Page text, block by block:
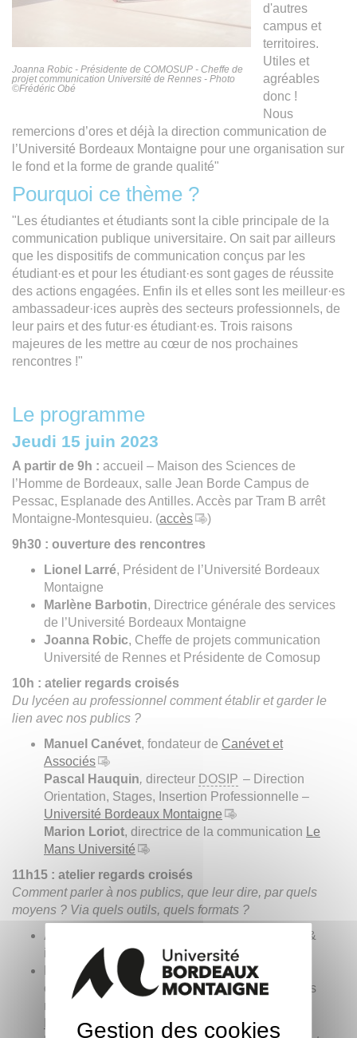
Joanna Robic - Présidente de COMOSUP - Cheffe de
projet communication Université de Rennes - Photo
©Frédéric Obé
d'autres
campus et
territoires.
Utiles et
agréables
donc !
Nous
remercions d’ores et déjà la direction communication de
l’Université Bordeaux Montaigne pour une organisation sur
le fond et la forme de grande qualité"
Pourquoi ce thème ?
"Les étudiantes et étudiants sont la cible principale de la
communication publique universitaire. On sait par ailleurs
que les dispositifs de communication conçus par les
étudiant·es et pour les étudiant·es sont gages de réussite
des actions engagées. Enfin ils et elles sont les meilleur·es
ambassadeur·ices auprès des secteurs professionnels, de
leur pairs et des futur·es étudiant·es. Trois raisons
majeures de les mettre au cœur de nos prochaines
rencontres !"
Le programme
Jeudi 15 juin 2023
A partir de 9h : accueil – Maison des Sciences de
l’Homme de Bordeaux, salle Jean Borde Campus de
Pessac, Esplanade des Antilles. Accès par Tram B arrêt
Montaigne-Montesquieu. (accès
)
9h30 : ouverture des rencontres
Lionel Larré, Président de l’Université Bordeaux
Montaigne
Marlène Barbotin, Directrice générale des services
de l’Université Bordeaux Montaigne
Joanna Robic, Cheffe de projets communication
Université de Rennes et Présidente de Comosup
10h : atelier regards croisés
Du lycéen au professionnel comment établir et garder le
lien avec nos publics ?
Manuel Canévet, fondateur de Canévet et
Associés
Pascal Hauquin, directeur DOSIP – Direction
Orientation, Stages, Insertion Professionnelle –
Université Bordeaux Montaigne
Marion Loriot, directrice de la communication Le
Mans Université
11h15 : atelier regards croisés
Comment parler à nos publics, que leur dire, par quels
moyens ? Via quels outils, quels formats ?
Amélie Bailleau
, Chargée de relations-presse &
influence du
département des Yvelines
Pierrette Langlais
, adjointe direction de la
communication, chargée de communication, des
médias et
Bordeaux Montaigne
Gestion des cookies